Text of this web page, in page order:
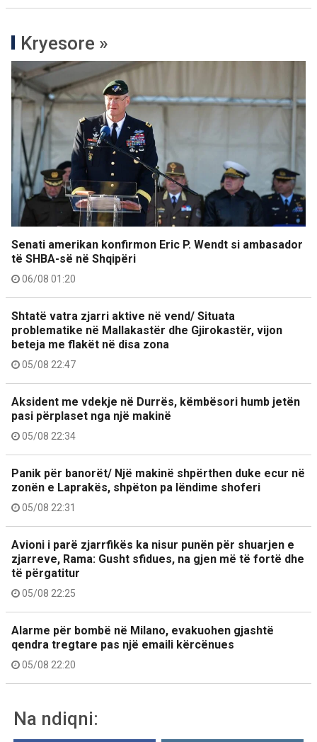
Kryesore »
Senati amerikan konfirmon Eric P. Wendt si ambasador
të SHBA-së në Shqipëri
06/08 01:20
Shtatë vatra zjarri aktive në vend/ Situata
problematike në Mallakastër dhe Gjirokastër, vijon
beteja me flakët në disa zona
05/08 22:47
Aksident me vdekje në Durrës, këmbësori humb jetën
pasi përplaset nga një makinë
05/08 22:34
Panik për banorët/ Një makinë shpërthen duke ecur në
zonën e Laprakës, shpëton pa lëndime shoferi
05/08 22:31
Avioni i parë zjarrfikës ka nisur punën për shuarjen e
zjarreve, Rama: Gusht sfidues, na gjen më të fortë dhe
të përgatitur
05/08 22:25
Alarme për bombë në Milano, evakuohen gjashtë
qendra tregtare pas një emaili kërcënues
05/08 22:20
Na ndiqni: